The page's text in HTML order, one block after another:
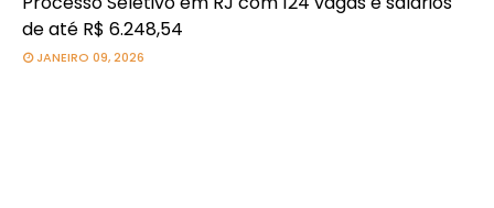
de até R$ 6.248,54
JANEIRO 09, 2026